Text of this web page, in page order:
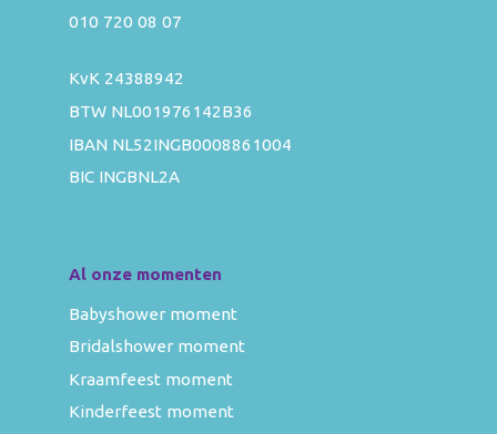
010 720 08 07
KvK 24388942
BTW NL001976142B36
IBAN NL52INGB0008861004
BIC INGBNL2A
Al onze momenten
Babyshower moment
Bridalshower moment
Kraamfeest moment
Kinderfeest moment